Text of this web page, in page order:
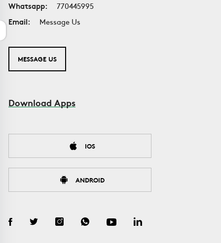
Whatsapp:
770445995
Email:
Message Us
MESSAGE US
Download Apps
IOS
ANDROID